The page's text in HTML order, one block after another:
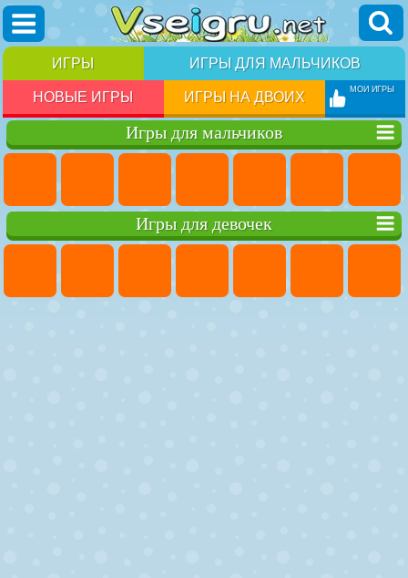
ИГРЫ ИГРЫ ДЛЯ МАЛЬЧИКОВ
НОВЫЕ ИГРЫ ИГРЫ НА ДВОИХ МОИ ИГРЫ
Игры для мальчиков
Игры для девочек